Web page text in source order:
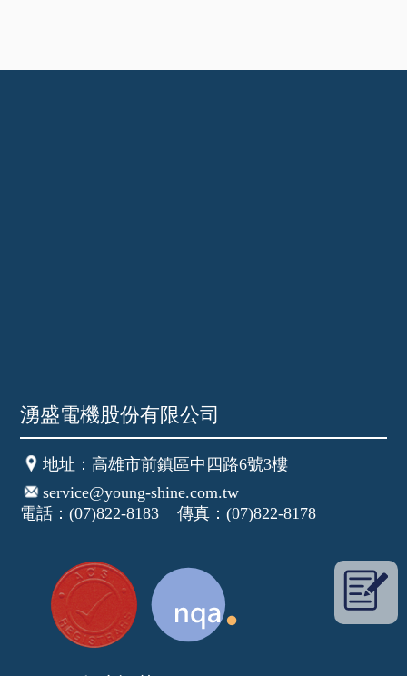
湧盛電機股份有限公司
地址 ：高雄市前鎮區中四路6號3樓
service@young-shine.com.tw
電話：(07)822-8183 傳真：(07)822-8178